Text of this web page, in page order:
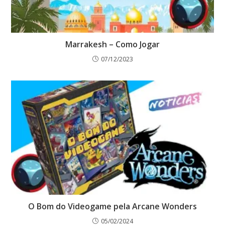
Marrakesh – Como Jogar
07/12/2023
O Bom do Videogame pela Arcane Wonders
05/02/2024